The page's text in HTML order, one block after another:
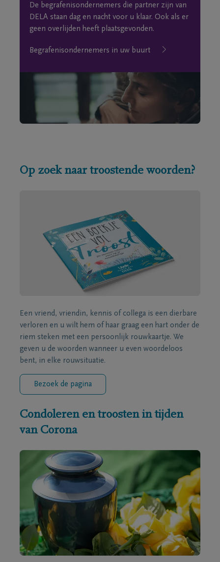
De begrafenisondernemers die partner zijn van
DELA staan dag en nacht voor u klaar. Ook als er
geen overlijden heeft plaatsgevonden.
Begrafenisondernemers in uw buurt
Op zoek naar troostende woorden?
Een vriend, vriendin, kennis of collega is een dierbare
verloren en u wilt hem of haar graag een hart onder de
riem steken met een persoonlijk rouwkaartje. We
geven u de woorden wanneer u even woordeloos
bent, in elke rouwsituatie.
Bezoek de pagina
Condoleren en troosten in tijden
van Corona